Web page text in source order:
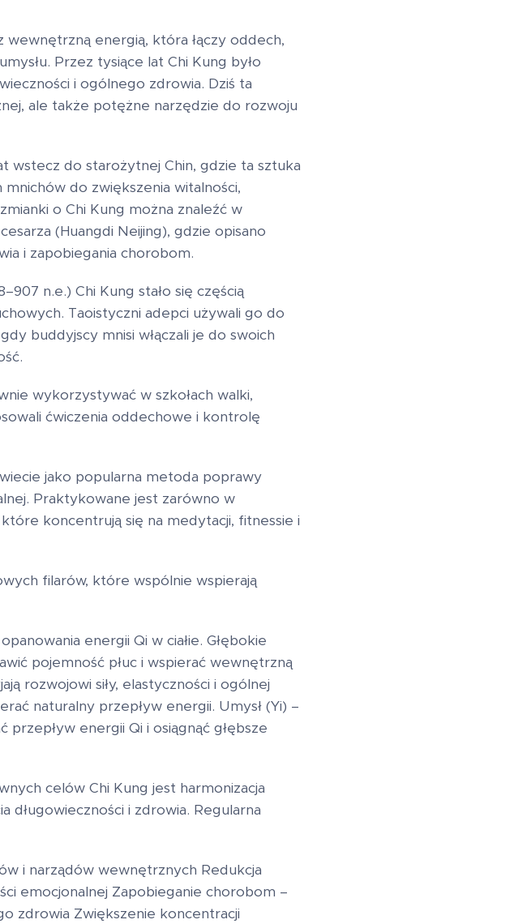
wewnętrzną energią, która łączy oddech,
Przez tysiące lat Chi Kung było
i ogólnego zdrowia. Dziś ta
ale także potężne narzędzie do rozwoju
wstecz do starożytnej Chin, gdzie ta sztuka
do zwiększenia witalności,
o Chi Kung można znaleźć w
(Huangdi Neijing), gdzie opisano
i zapobiegania chorobom.
n.e.) Chi Kung stało się częścią
Taoistyczni adepci używali go do
buddyjscy mnisi włączali je do swoich
wykorzystywać w szkołach walki,
ćwiczenia oddechowe i kontrolę
jako popularna metoda poprawy
Praktykowane jest zarówno w
koncentrują się na medytacji, fitnessie i
filarów, które wspólnie wspierają
energii Qi w ciałie. Głębokie
pojemność płuc i wspierać wewnętrzną
rozwojowi siły, elastyczności i ogólnej
naturalny przepływ energii. Umysł (Yi) –
przepływ energii Qi i osiągnąć głębsze
celów Chi Kung jest harmonizacja
długowieczności i zdrowia. Regularna
i narządów wewnętrznych Redukcja
emocjonalnej Zapobieganie chorobom –
zdrowia Zwiększenie koncentracji